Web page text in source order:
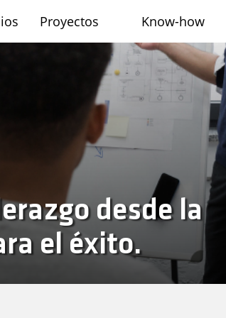
Proyectos Know-how
desde la
el éxito.